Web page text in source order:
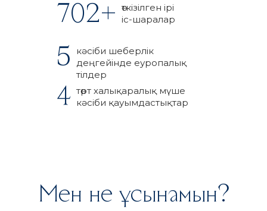
702+ өткізілген ірі
іс-шаралар
5
кәсіби шеберлік
деңгейінде еуропалық
тілдер
4 төрт халықаралық мүше
кәсіби қауымдастықтар
Мен не ұсынамын?